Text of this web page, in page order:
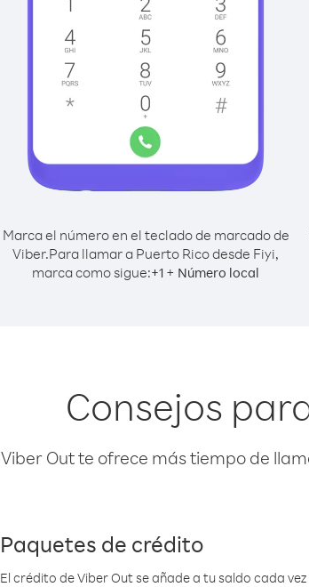
Marca el número en el teclado de marcado de
Viber.Para llamar a Puerto Rico desde Fiyi,
marca como sigue:+1 + Número local
Consejos
Viber Out te ofrece más tiempo de
Paquetes de crédito
El crédito de Viber Out se añade a tu saldo cada